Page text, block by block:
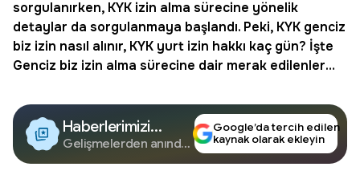
sorgulanırken, KYK izin alma sürecine yönelik
detaylar da sorgulanmaya başlandı. Peki, KYK genciz
biz izin nasıl alınır, KYK yurt izin hakkı kaç gün? İşte
Genciz biz izin alma sürecine dair merak edilenler…
Haberlerimizi
Google'da Takip
Edin
Gelişmelerden anında
Google’da tercih edilen
kaynak olarak ekleyin